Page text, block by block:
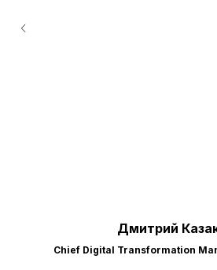
Дмитрий
Chief Digital Transformation